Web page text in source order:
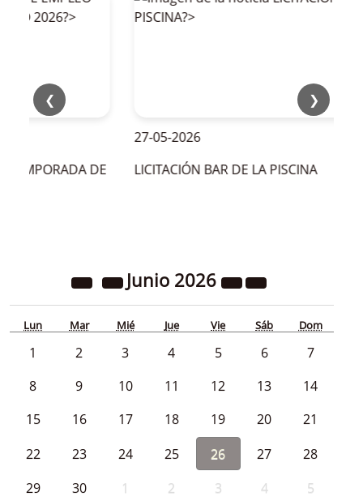
❮ ❯
DE
27-05-2026
LICITACIÓN BAR DE LA PISCINA
Junio 2026
Lun Mar Mié Jue Vie Sáb Dom
1 2 3 4 5 6
7
8
9 10 11 12 13
14
15
16 17 18 19 20
21
22
23 24 25 26 27
28
29
30 1 2 3 4 5